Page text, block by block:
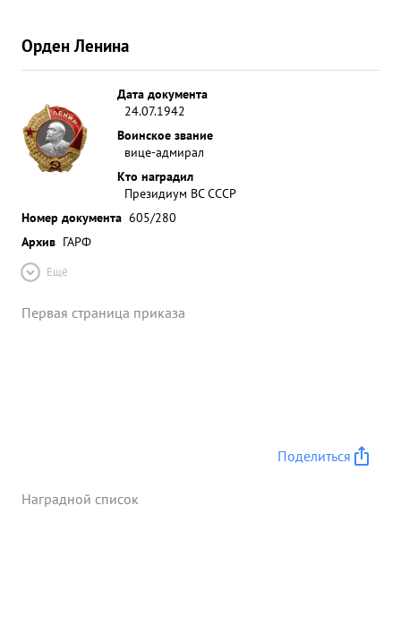
Орден Ленина
Дата документа
24.07.1942
Воинское звание
вице-адмирал
Кто наградил
Президиум ВС СССР
Номер документа 605/280
Архив ГАРФ
Ещё
Первая страница приказа
Поделиться
Наградной список